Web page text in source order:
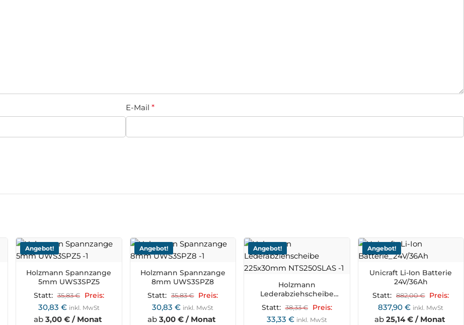
E-Mail *
Angebot!
Holzmann Spannzange
5mm UWS3SPZ5
Statt: 35,83€ Preis:
30,83 € inkl. MwSt
ab 3,00 € / Monat
Angebot!
Holzmann Spannzange
8mm UWS3SPZ8
Statt: 35,83€ Preis:
30,83€ inkl. MwSt
ab3,00 € / Monat
Angebot!
Holzmann
Lederabziehscheibe
225x30mm NTS250SLAS
Statt: 38,33€ Preis:
33,33 € inkl. MwSt
Angebot!
Unicraft Li-Ion Batterie
24V/36Ah
Statt: 882,00€ Preis:
837,90€ inkl. MwSt
ab 25,14 € / Monat